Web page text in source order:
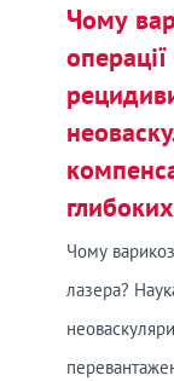
Чому
Чому
лазера?